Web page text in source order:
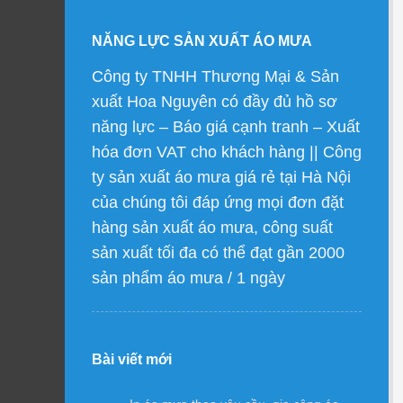
NĂNG LỰC SẢN XUẤT ÁO MƯA
Công ty TNHH Thương Mại & Sản
xuất Hoa Nguyên có đầy đủ hồ sơ
năng lực – Báo giá cạnh tranh – Xuất
hóa đơn VAT cho khách hàng || Công
ty sản xuất áo mưa giá rẻ tại Hà Nội
của chúng tôi đáp ứng mọi đơn đặt
hàng sản xuất áo mưa, công suất
sản xuất tối đa có thể đạt gần 2000
sản phẩm áo mưa / 1 ngày
Bài viết mới